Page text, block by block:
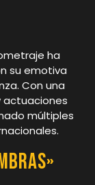
ha
su emotiva
Con una
múltiples